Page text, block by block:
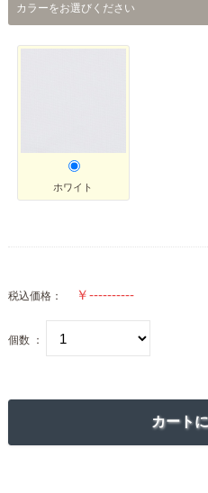
カラーをお選びください
ホワイト
税込価格：
個数 ：